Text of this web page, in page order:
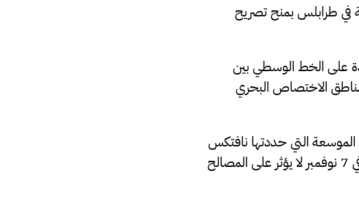
في طرابلس بمنح تصريح
على الخط الوسطي بين
الاختصاص البحري
الموسعة التي حددتها نافتكس
الجديدة تبلغ (11000 كيلومتر مربع مقابل 6500 كيلومتر مربع محجوزة في 7 نوفمبر لا يؤثر على المصالح